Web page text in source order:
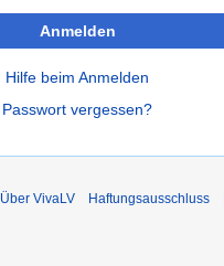
Anmelden
Hilfe beim Anmelden
Passwort vergessen?
Über VivaLV Haftungsausschluss